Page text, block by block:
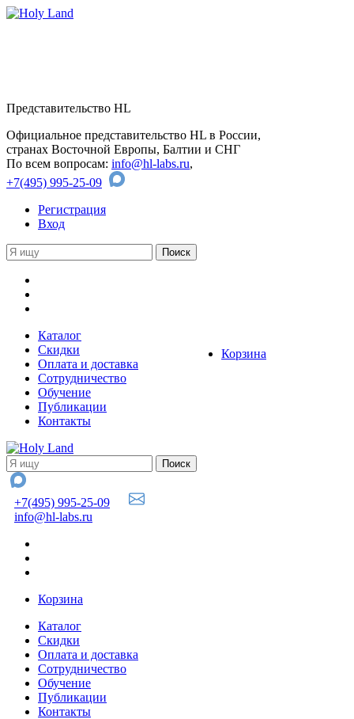
Представительство HL
Официальное представительство HL в России,
странах Восточной Европы, Балтии и СНГ
По всем вопросам: info@hl-labs.ru,
+7(495) 995-25-09
Регистрация
Вход
Корзина
Каталог
Скидки
Оплата и доставка
Сотрудничество
Обучение
Публикации
Контакты
+7(495) 995-25-09
info@hl-labs.ru
Корзина
Каталог
Скидки
Оплата и доставка
Сотрудничество
Обучение
Публикации
Контакты